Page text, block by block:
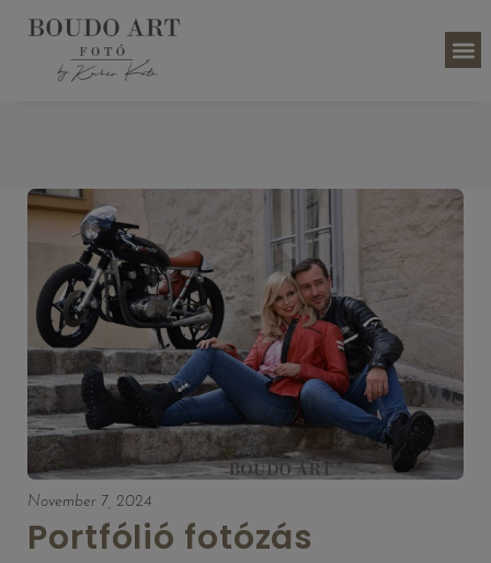
November 7, 2024
Portfólió fotózás